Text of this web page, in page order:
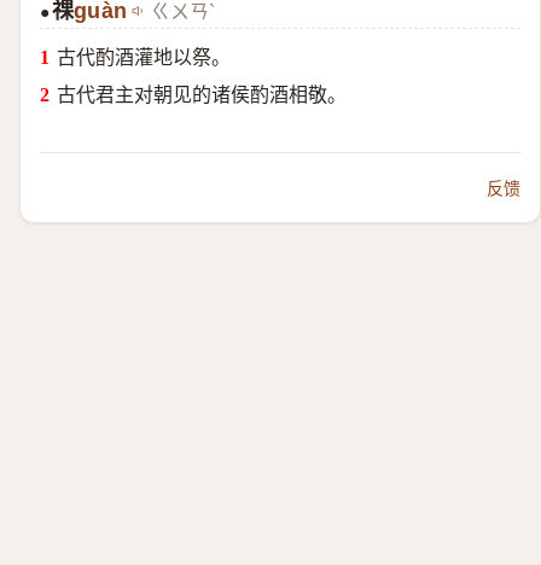
●祼guàn ㄍㄨㄢˋ
古代酌酒灌地以祭。
古代君主对朝见的诸侯酌酒相敬。
反馈